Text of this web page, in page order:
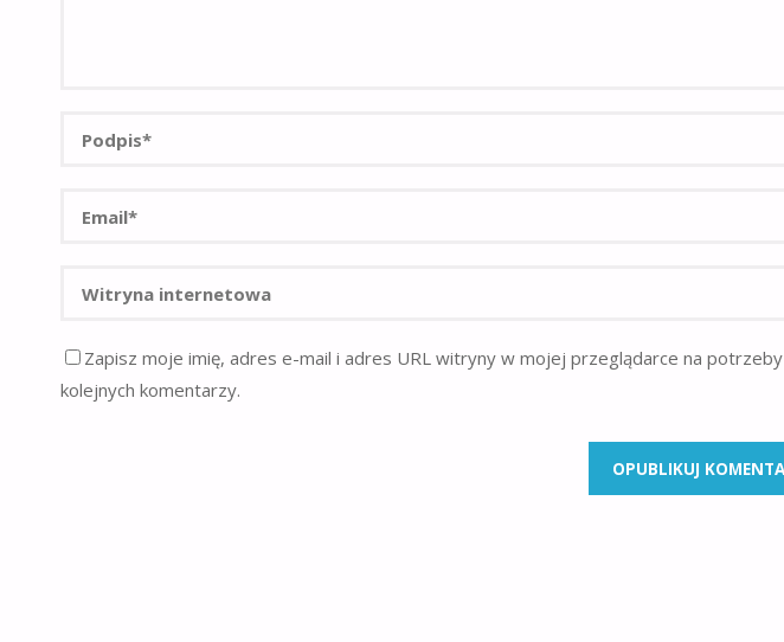
Zapisz moje imię, adres e-mail i adres URL witryny w mojej przeglądarce na potrzeby
kolejnych komentarzy.